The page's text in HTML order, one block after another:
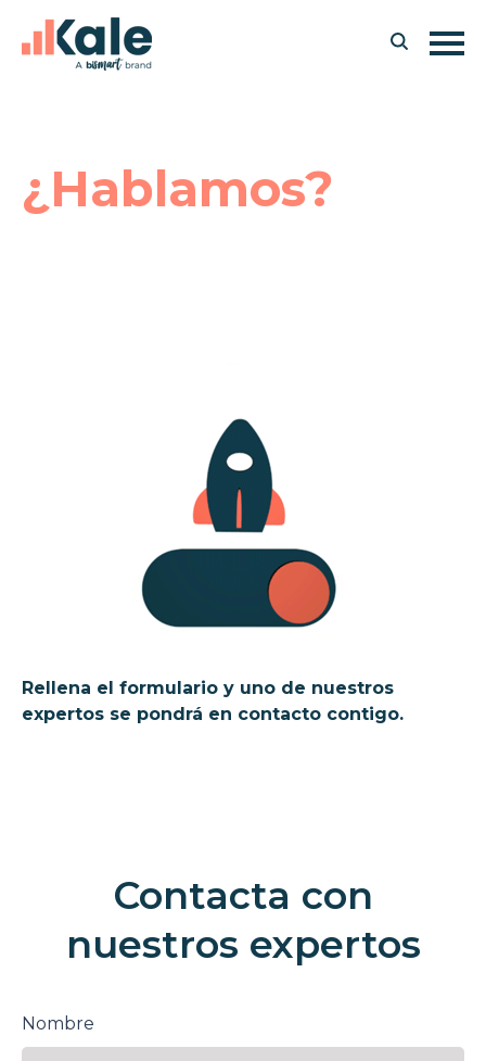
¿Hablamos?
Rellena el formulario y uno de nuestros
expertos se pondrá en contacto contigo.
Contacta con
nuestros expertos
Nombre